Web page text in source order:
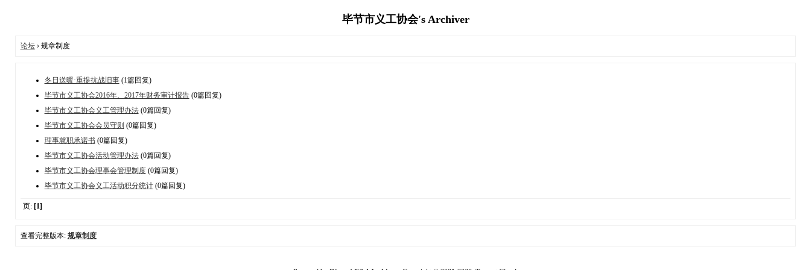
毕节市义工协会's Archiver
论坛› 规章制度
冬日送暖·重提抗战旧事(1篇回复)
毕节市义工协会2016年、2017年财务审计报告(0篇回复)
毕节市义工协会义工管理办法(0篇回复)
毕节市义工协会会员守则 (0篇回复)
理事就职承诺书(0篇回复)
毕节市义工协会活动管理办法(0篇回复)
毕节市义工协会理事会管理制度(0篇回复)
毕节市义工协会义工活动积分统计(0篇回复)
页: [1]
查看完整版本: 规章制度